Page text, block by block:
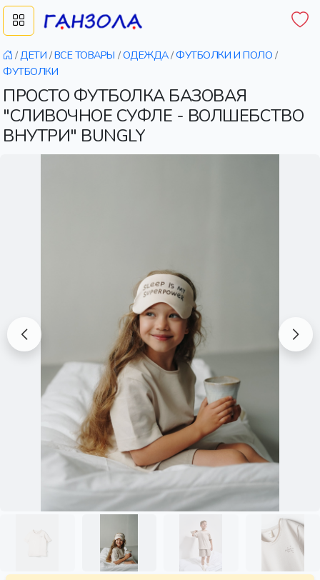
/ДЕТИ /ВСЕ ТОВАРЫ /ОДЕЖДА/ФУТБОЛКИ И ПОЛО /
ФУТБОЛКИ
ПРОСТО ФУТБОЛКА БАЗОВАЯ
"СЛИВОЧНОЕ СУФЛЕ - ВОЛШЕБСТВО
ВНУТРИ" BUNGLY